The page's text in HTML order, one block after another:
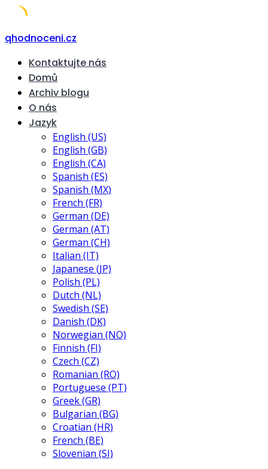
Skip
content
qhodnoceni.cz
Kontaktujte nás
Domů
Archiv blogu
O nás
Jazyk
English (US)
English (GB)
English (CA)
Spanish (ES)
Spanish (MX)
French (FR)
German (DE)
German (AT)
German (CH)
Italian (IT)
Japanese (JP)
Polish (PL)
Dutch (NL)
Swedish (SE)
Danish (DK)
Norwegian (NO)
Finnish (FI)
Czech (CZ)
Romanian (RO)
Portuguese (PT)
Greek (GR)
Bulgarian (BG)
Croatian (HR)
French (BE)
Slovenian (SI)